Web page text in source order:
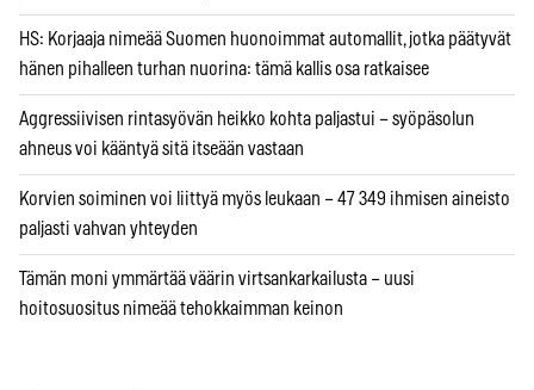
HS: Korjaaja nimeää Suomen huonoimmat automallit, jotka päätyvät
hänen pihalleen turhan nuorina: tämä kallis osa ratkaisee
Aggressiivisen rintasyövän heikko kohta paljastui – syöpäsolun
ahneus voi kääntyä sitä itseään vastaan
Korvien soiminen voi liittyä myös leukaan – 47 349 ihmisen aineisto
paljasti vahvan yhteyden
Tämän moni ymmärtää väärin virtsankarkailusta – uusi
hoitosuositus nimeää tehokkaimman keinon